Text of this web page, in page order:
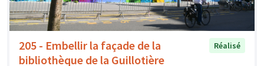
205 - Embellir la façade de la
bibliothèque de la Guillotière
Réalisé